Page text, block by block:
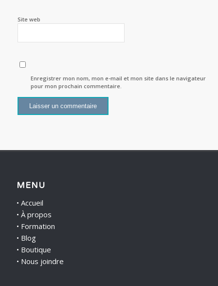
Site web
Enregistrer mon nom, mon e-mail et mon site dans le navigateur
pour mon prochain commentaire.
MENU
• Accueil
• À propos
• Formation
• Blog
• Boutique
• Nous joindre